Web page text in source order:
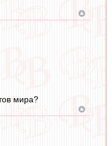
мира?